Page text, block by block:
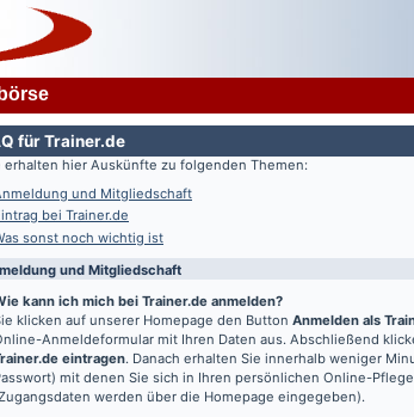
für Trainer.de
erhalten hier Auskünfte zu folgenden Themen:
und Mitgliedschaft
bei Trainer.de
sonst noch wichtig ist
und Mitgliedschaft
kann ich mich bei Trainer.de anmelden?
klicken auf unserer Homepage den Button Anmelden als
Anmeldeformular mit Ihren Daten aus. Abschließend
eintragen. Danach erhalten Sie innerhalb weniger
mit denen Sie sich in Ihren persönlichen Online-
werden über die Homepage eingegeben).